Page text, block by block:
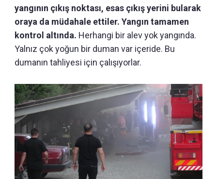
yangının çıkış noktası, esas çıkış yerini bularak
oraya da müdahale ettiler. Yangın tamamen
kontrol altında. Herhangi bir alev yok yangında.
Yalnız çok yoğun bir duman var içeride. Bu
dumanın tahliyesi için çalışıyorlar.